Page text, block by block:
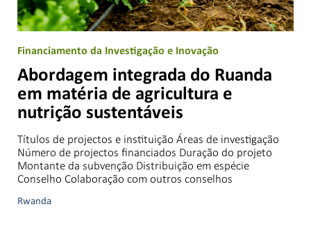
Financiamento da Investigação e Inovação
Abordagem integrada do Ruanda
em matéria de agricultura e
nutrição sustentáveis
Títulos de projectos e instituição Áreas de investigação
Número de projectos financiados Duração do projeto
Montante da subvenção Distribuição em espécie
Conselho Colaboração com outros conselhos
Rwanda